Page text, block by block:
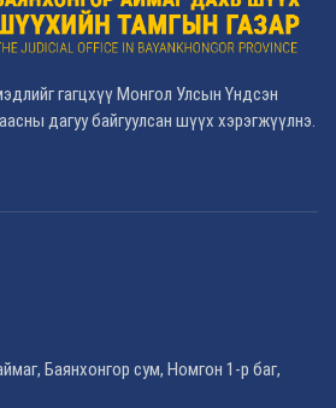
гагцхүү Монгол Улсын Үндсэн
дагуу байгуулсан шүүх хэрэгжүүлнэ.
Баянхонгор сум, Номгон 1-р баг,